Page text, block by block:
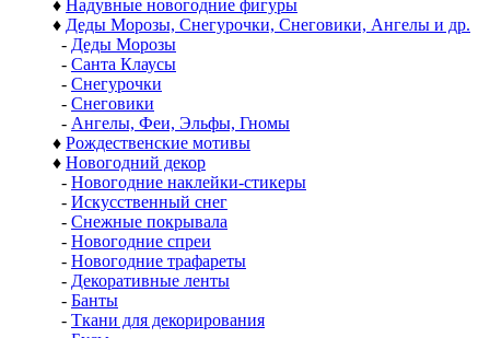
♦ Надувные новогодние фигуры
♦ Деды Морозы, Снегурочки, Снеговики, Ангелы и др.
- Деды Морозы
- Санта Клаусы
- Снегурочки
- Снеговики
- Ангелы, Феи, Эльфы, Гномы
♦ Рождественские мотивы
♦ Новогодний декор
- Новогодние наклейки-стикеры
- Искусственный снег
- Снежные покрывала
- Новогодние спреи
- Новогодние трафареты
- Декоративные ленты
- Банты
- Ткани для декорирования